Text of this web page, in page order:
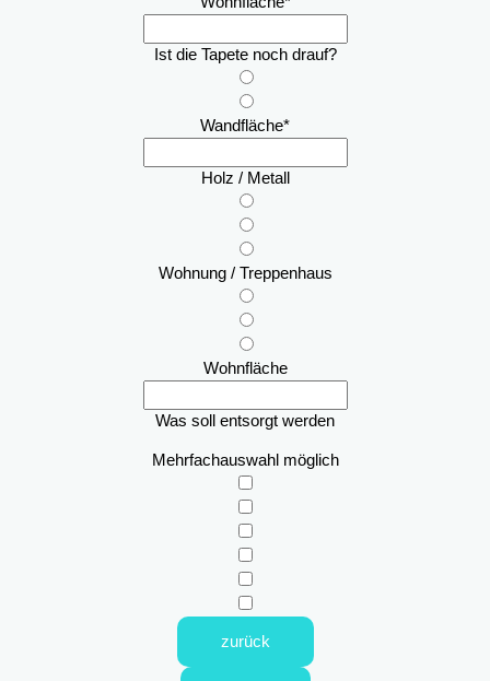
Ist die Tapete noch drauf?
Wandfläche*
Holz / Metall
Wohnung / Treppenhaus
Wohnfläche
Was soll entsorgt werden
Mehrfachauswahl möglich
zurück